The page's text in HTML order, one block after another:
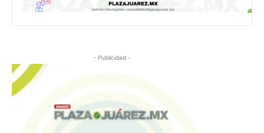
- Publicidad -